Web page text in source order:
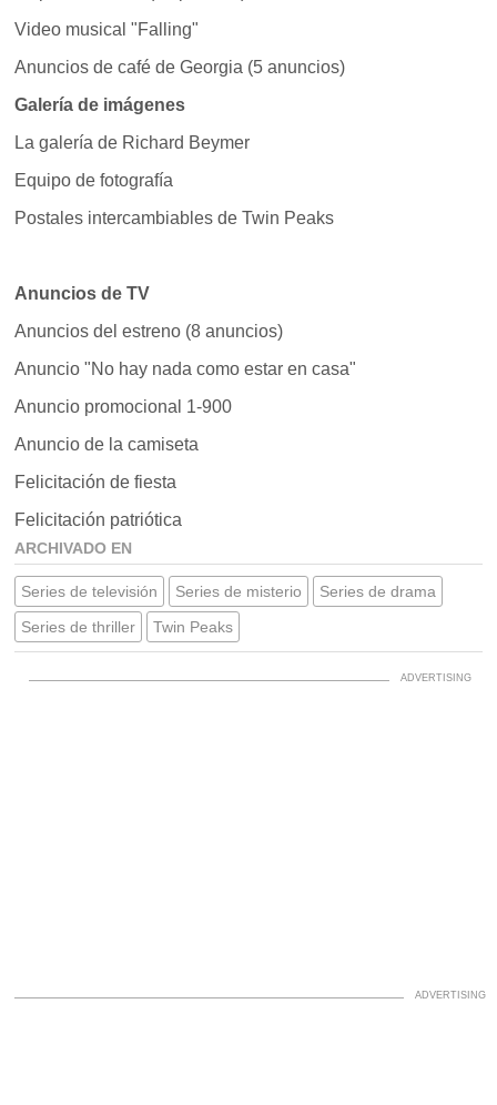
Video musical "Falling"
Anuncios de café de Georgia (5 anuncios)
Galería de imágenes
La galería de Richard Beymer
Equipo de fotografía
Postales intercambiables de Twin Peaks
Anuncios de TV
Anuncios del estreno (8 anuncios)
Anuncio "No hay nada como estar en casa"
Anuncio promocional 1-900
Anuncio de la camiseta
Felicitación de fiesta
Felicitación patriótica
ARCHIVADO EN
Series de televisión Series de misterio
Series de drama
Series de thriller
Twin Peaks